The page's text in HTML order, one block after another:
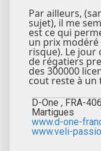
Par ailleurs,
sujet), il me
est ce qui
un prix
risque). Le jour
de régatiers
des 300000
cout reste à un
D-One , FRA-
Martigues
www.d-one-
www.veli-